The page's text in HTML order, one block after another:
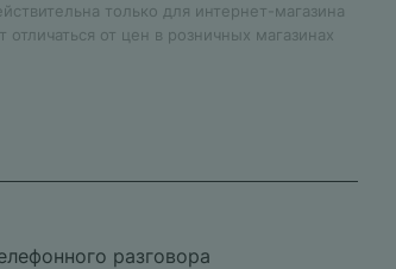
только для интернет-магазина
отличаться от цен в розничных магазинах
разговора